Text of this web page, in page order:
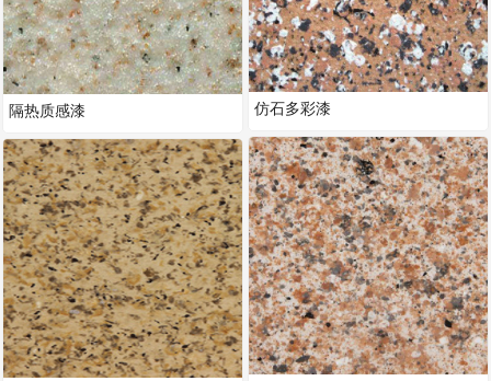
隔热质感漆 仿石多彩漆